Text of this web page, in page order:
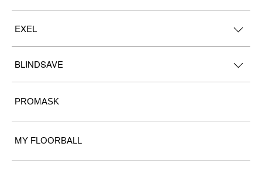
EXEL
BLINDSAVE
PROMASK
MY FLOORBALL